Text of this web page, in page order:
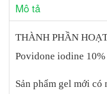
Mô tả
THÀNH PHẦN
Povidone iodine 10%
Sản phẩm gel mới có